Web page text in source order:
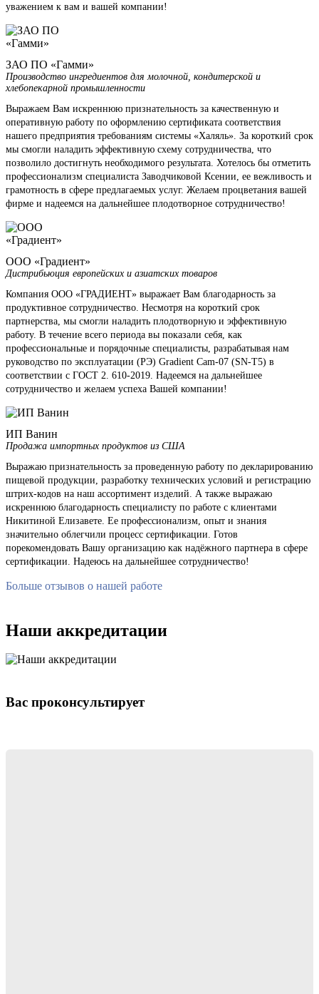
уважением к вам и вашей компании!
ЗАО ПО «Гамми»
Производство ингредиентов для молочной, кондитерской и
хлебопекарной промышленности
Выражаем Вам искреннюю признательность за качественную и
оперативную работу по оформлению сертификата соответствия
нашего предприятия требованиям системы «Халяль». За короткий срок
мы смогли наладить эффективную схему сотрудничества, что
позволило достигнуть необходимого результата. Хотелось бы отметить
профессионализм специалиста Заводчиковой Ксении, ее вежливость и
грамотность в сфере предлагаемых услуг. Желаем процветания вашей
фирме и надеемся на дальнейшее плодотворное сотрудничество!
ООО «Градиент»
Дистрибьюция европейских и азиатских товаров
Компания ООО «ГРАДИЕНТ» выражает Вам благодарность за
продуктивное сотрудничество. Несмотря на короткий срок
партнерства, мы смогли наладить плодотворную и эффективную
работу. В течение всего периода вы показали себя, как
профессиональные и порядочные специалисты, разрабатывая нам
руководство по эксплуатации (РЭ) Gradient Cam-07 (SN-T5) в
соответствии с ГОСТ 2. 610-2019. Надеемся на дальнейшее
сотрудничество и желаем успеха Вашей компании!
ИП Ванин
Продажа импортных продуктов из США
Выражаю признательность за проведенную работу по декларированию
пищевой продукции, разработку технических условий и регистрацию
штрих-кодов на наш ассортимент изделий. А также выражаю
искреннюю благодарность специалисту по работе с клиентами
Никитиной Елизавете. Ее профессионализм, опыт и знания
значительно облегчили процесс сертификации. Готов
порекомендовать Вашу организацию как надёжного партнера в сфере
сертификации. Надеюсь на дальнейшее сотрудничество!
Больше отзывов о нашей работе
Наши аккредитации
Вас проконсультирует